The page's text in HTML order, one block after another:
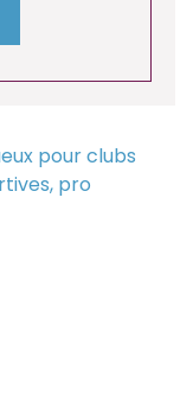
pour clubs
pro